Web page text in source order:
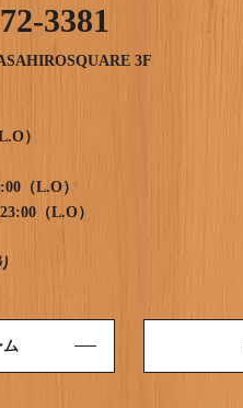
3381
3F
）
（L.O）
（L.O）